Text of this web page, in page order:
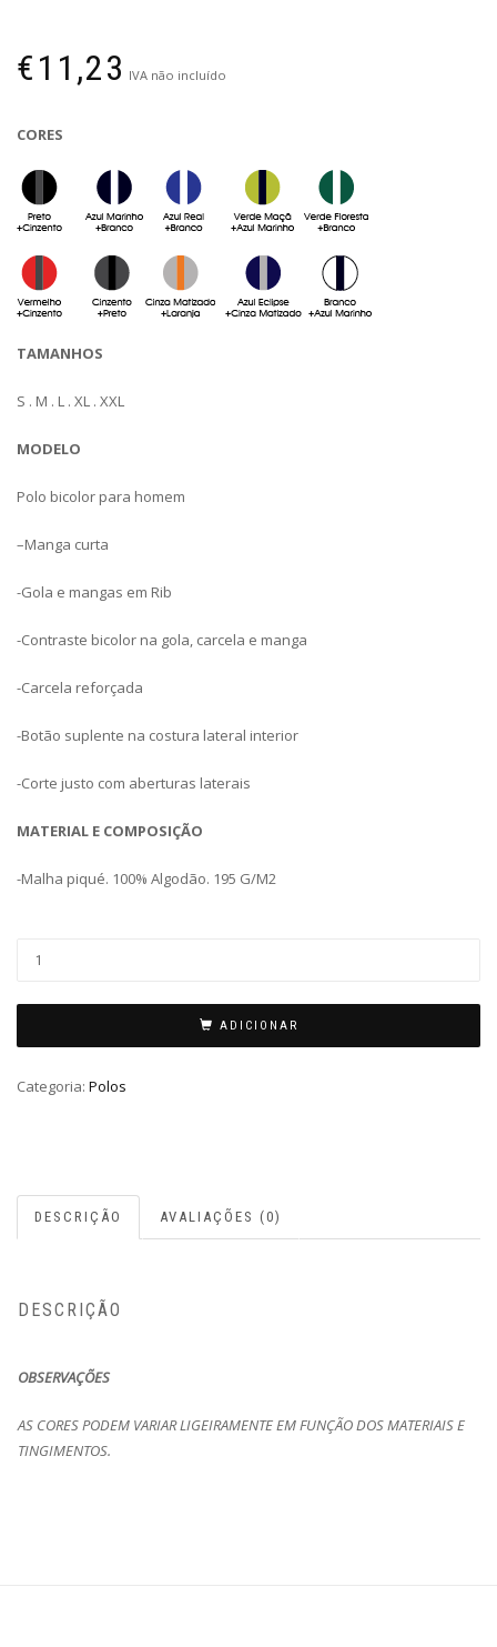
€11,23 IVA não incluído
CORES
TAMANHOS
S . M . L . XL . XXL
MODELO
Polo bicolor para homem
–Manga curta
-Gola e mangas em Rib
-Contraste bicolor na gola, carcela e manga
-Carcela reforçada
-Botão suplente na costura lateral interior
-Corte justo com aberturas laterais
MATERIAL E COMPOSIÇÃO
-Malha piqué. 100% Algodão. 195 G/M2
ADICIONAR
Categoria: Polos
DESCRIÇÃO AVALIAÇÕES (0)
DESCRIÇÃO
OBSERVAÇÕES
AS CORES PODEM VARIAR LIGEIRAMENTE EM FUNÇÃO DOS MATERIAIS E
TINGIMENTOS.